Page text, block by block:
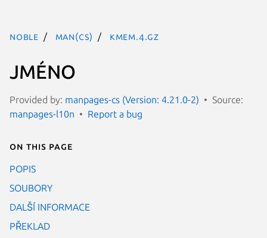
noble man(cs) kmem.4.gz
JMÉNO
Provided by: manpages-cs (Version: 4.21.0-2)
Source:
manpages-l10n
Report a bug
On this page
POPIS
SOUBORY
DALŠÍ INFORMACE
PŘEKLAD